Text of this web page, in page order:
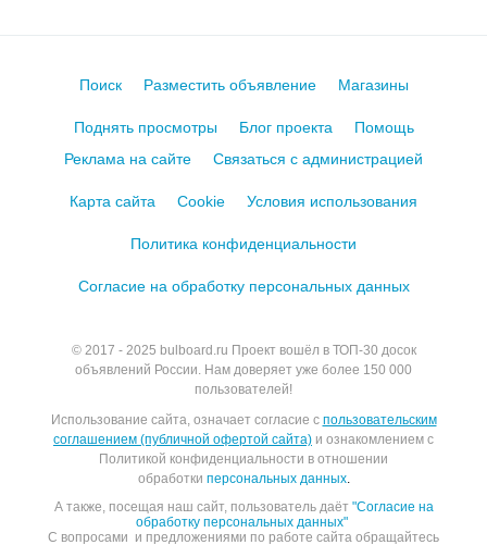
© 2017 - 2025 bulboard.ru Проект вошёл в ТОП-30 досок
объявлений России. Нам доверяет уже более 150 000
пользователей!
Использование сайта, означает согласие с пользовательским
соглашением (публичной офертой сайта) и ознакомлением с
Политикой конфиденциальности в отношении
обработки персональных данных.
А также, посещая наш сайт, пользователь даёт "Согласие на
обработку персональных данных"
С вопросами и предложениями по работе сайта обращайтесь
Поиск Разместить объявление Магазины
Поднять просмотры Блог проекта
Помощь
Реклама на сайте
Связаться с администрацией
Карта сайта Cookie Условия использования
Политика конфиденциальности
Согласие на обработку персональных данных